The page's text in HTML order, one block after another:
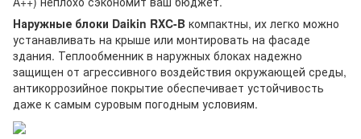
Наружные блоки Daikin RXC-B компактны, их легко можно
устанавливать на крыше или монтировать на фасаде
здания. Теплообменник в наружных блоках надежно
защищен от агрессивного воздействия окружающей среды,
антикоррозийное покрытие обеспечивает устойчивость
даже к самым суровым погодным условиям.